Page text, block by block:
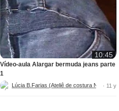
10:45
Vídeo-aula Alargar bermuda jeans parte
1
Lúcia B.Farias (Ateliê de costura Novo Visual)
· 11 y